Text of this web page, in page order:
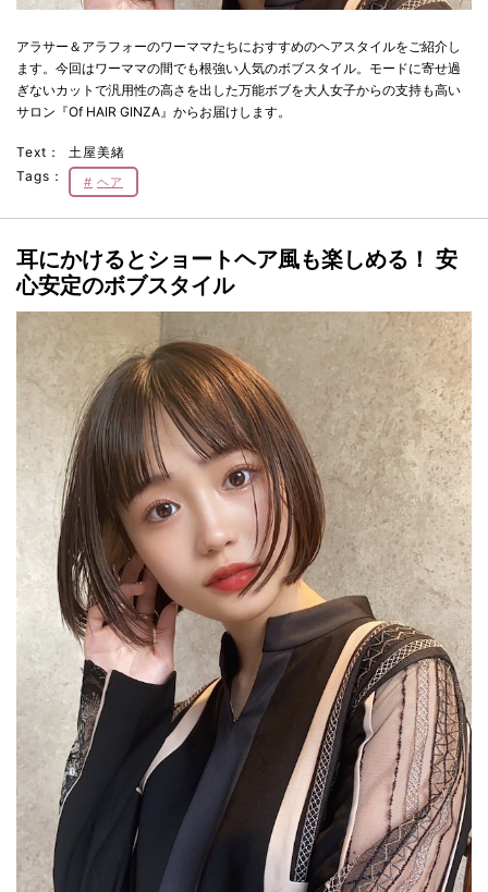
アラサー＆アラフォーのワーママたちにおすすめのヘアスタイルをご紹介し
ます。今回はワーママの間でも根強い人気のボブスタイル。モードに寄せ過
ぎないカットで汎用性の高さを出した万能ボブを大人女子からの支持も高い
サロン『Of HAIR GINZA』からお届けします。
Text：
土屋美緒
Tags：
ヘア
耳にかけるとショートヘア風も楽しめる！ 安
心安定のボブスタイル